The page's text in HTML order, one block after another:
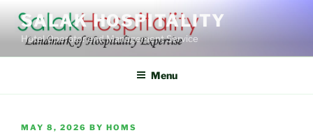
content
SALAK HOSPITALITY
Hotel Operator and Management Service
Menu
POSTED
MAY 8, 2026 BY HOMS